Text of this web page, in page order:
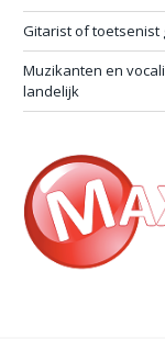
Gitarist of toetsenist
Muzikanten en
landelijk